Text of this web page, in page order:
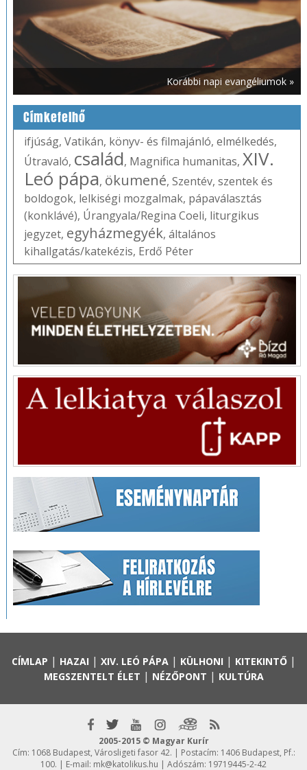
Korábbi napi evangéliumok »
Címkefelhő
ifjúság, Vatikán, könyv- és filmajánló, elmélkedés,
Útravaló, család, Magnifica humanitas, XIV.
Leó pápa, ökumené, Szentév, szentek és
boldogok, lelkiségi mozgalmak, pápaválasztás
(konklávé), Úrangyala/Regina Coeli, liturgikus
jegyzet, egyházmegyék, általános
kihallgatás/katekézis, Erdő Péter
CÍMLAP | HAZAI | XIV. LEÓ PÁPA| KÜLHONI | KITEKINTŐ|
MEGSZENTELT ÉLET | NÉZŐPONT | KULTÚRA
2005-2015 © Magyar Kurír
Cím: 1068 Budapest, Városligeti fasor 42. | Postacím: 1406 Budapest, Pf.:
100. | E-mail: mk@katolikus.hu | Adószám: 19719445-2-42